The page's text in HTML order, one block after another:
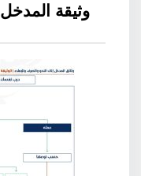
وثيقة المدخل ١١٠